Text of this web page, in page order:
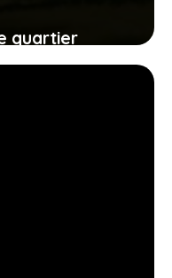
quartier
et avis